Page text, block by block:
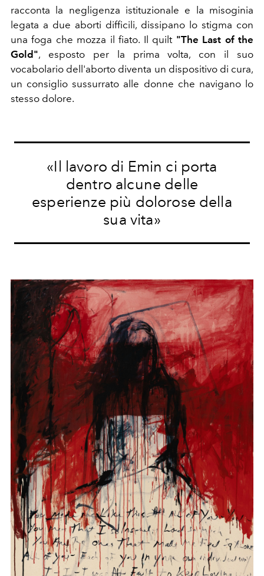
racconta la negligenza istituzionale e la misoginia
legata a due aborti difficili, dissipano lo stigma con
una foga che mozza il fiato. Il quilt "The Last of the
Gold", esposto per la prima volta, con il suo
vocabolario dell'aborto diventa un dispositivo di cura,
un consiglio sussurrato alle donne che navigano lo
stesso dolore.
«Il lavoro di Emin ci porta
dentro alcune delle
esperienze più dolorose della
sua vita»